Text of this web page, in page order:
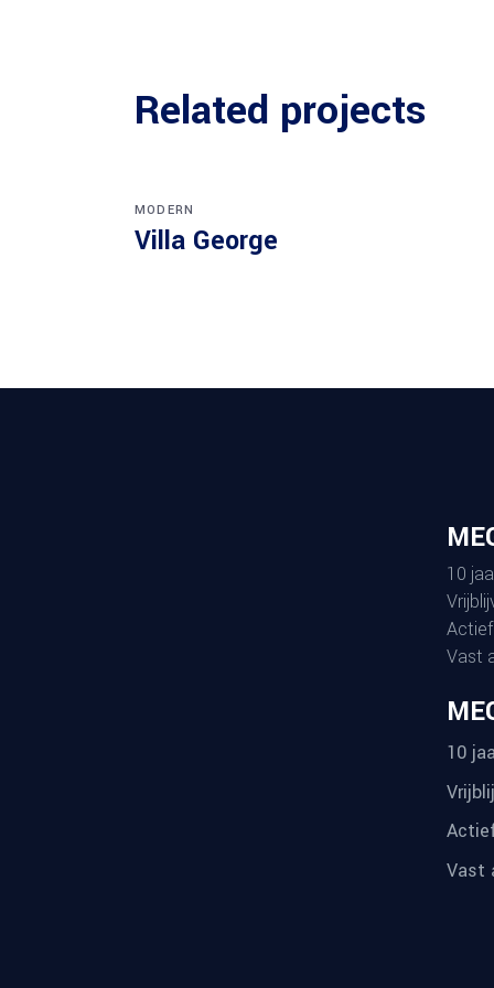
Related projects
MODERN
Villa George
10
Vast
10
Vast